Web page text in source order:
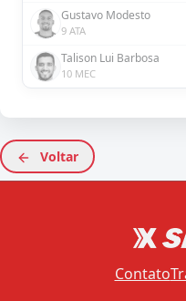
Gustavo Modesto
9 ATA
Talison Lui Barbosa
10 MEC
Voltar
Contato